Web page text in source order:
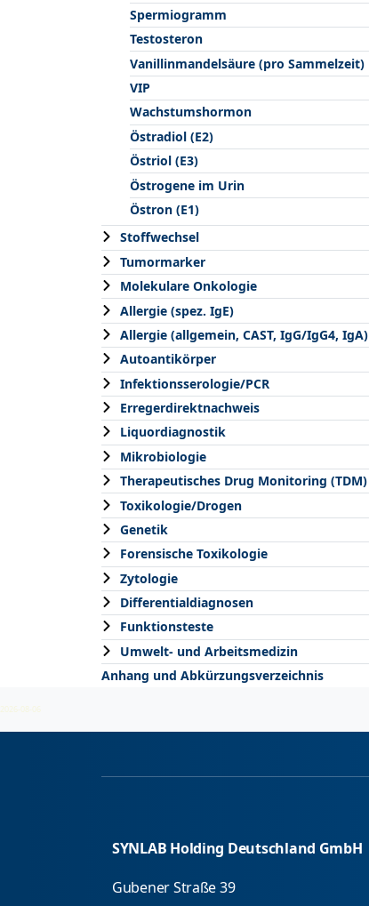
Spermiogramm
Testosteron
Vanillinmandelsäure (pro Sammelzeit)
VIP
Wachstumshormon
Östradiol (E2)
Östriol (E3)
Östrogene im Urin
Östron (E1)
Stoffwechsel
Tumormarker
Molekulare Onkologie
Allergie (spez. IgE)
Allergie (allgemein, CAST, IgG/IgG4, IgA)
Autoantikörper
Infektionsserologie/PCR
Erregerdirektnachweis
Liquordiagnostik
Mikrobiologie
Therapeutisches Drug Monitoring (TDM)
Toxikologie/Drogen
Genetik
Forensische Toxikologie
Zytologie
Differentialdiagnosen
Funktionsteste
Umwelt- und Arbeitsmedizin
Anhang und Abkürzungsverzeichnis
2026-08-06
SYNLAB Holding Deutschland GmbH
Gubener Straße 39